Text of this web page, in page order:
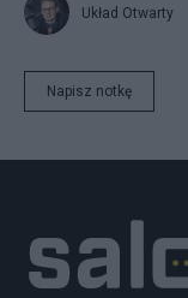
Układ Otwarty
Napisz notkę